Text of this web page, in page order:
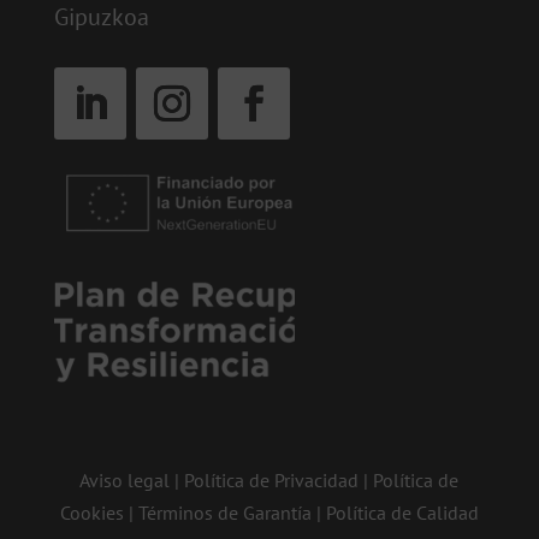
Gipuzkoa
Aviso legal | Política de Privacidad | Política de
Cookies | Términos de Garantía | Política de Calidad